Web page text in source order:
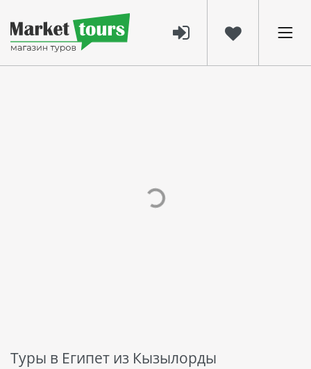
Туры в Египет из Кызылорды